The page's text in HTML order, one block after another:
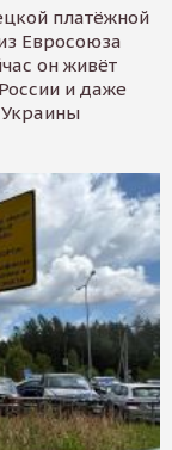
платёжной
Евросоюза
он живёт
и даже